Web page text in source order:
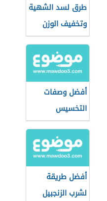
طرق لسد الشهية
وتخفيف الوزن
أفضل وصفات
التخسيس
أفضل طريقة
لشرب الزنجبيل